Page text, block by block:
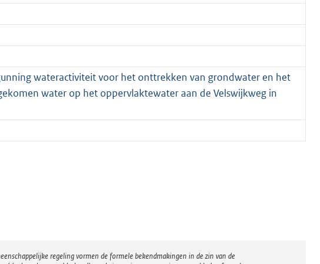
wateractiviteit voor het onttrekken van grondwater en het
water op het oppervlaktewater aan de Velswijkweg in
regeling vormen de formele bekendmakingen in de zin van de